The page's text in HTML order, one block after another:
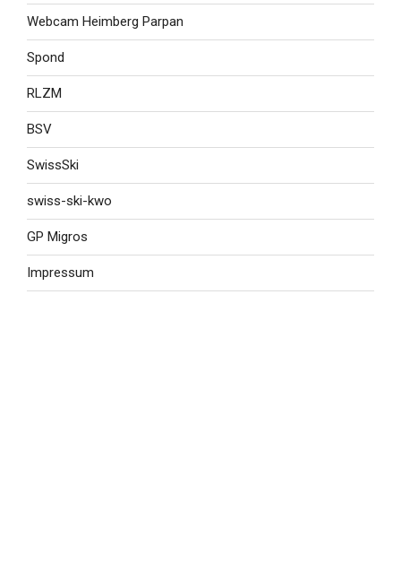
Webcam Heimberg Parpan
Spond
RLZM
BSV
SwissSki
swiss-ski-kwo
GP Migros
Impressum